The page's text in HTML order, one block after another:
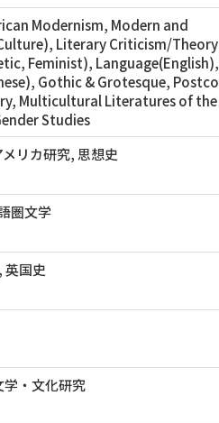
Modernism, Modern and
Literary Criticism/Theory
Feminist), Language(English),
Gothic & Grotesque,
Multicultural Literatures of the
Studies
リカ研究, 思想史
圏文学
英国史
・文化研究